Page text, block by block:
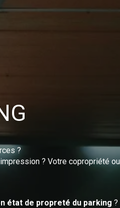
?
? Votre copropriété ou
état de propreté du parking ?